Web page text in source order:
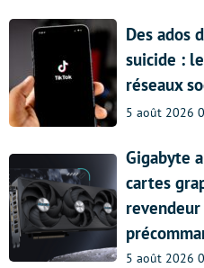
Des ados
suicide :
réseaux
5 août 2026
Gigabyte
cartes
5 août 2026